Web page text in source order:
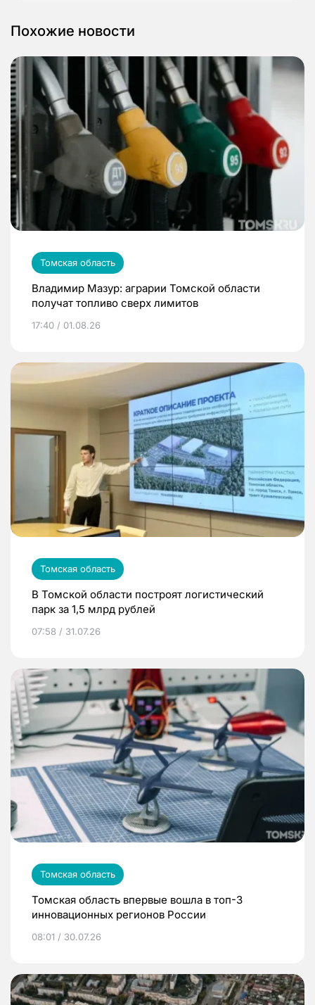
Похожие новости
Томская область
Владимир Мазур: аграрии Томской области
получат топливо сверх лимитов
17:40 / 01.08.26
Томская область
В Томской области построят логистический
парк за 1,5 млрд рублей
07:58 / 31.07.26
Томская область
Томская область впервые вошла в топ-3
инновационных регионов России
08:01 / 30.07.26